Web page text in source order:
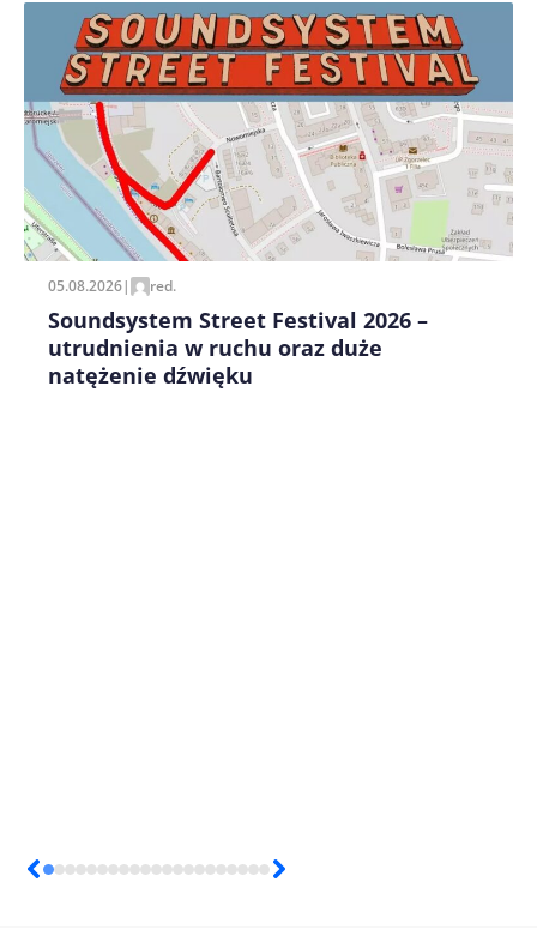
Zapamiętaj moje dane w tej przeglądarce podczas
pisania kolejnych komentarzy.
05.08.2026| red.
Soundsystem Street Festival 2026 –
utrudnienia w ruchu oraz duże
natężenie dźwięku